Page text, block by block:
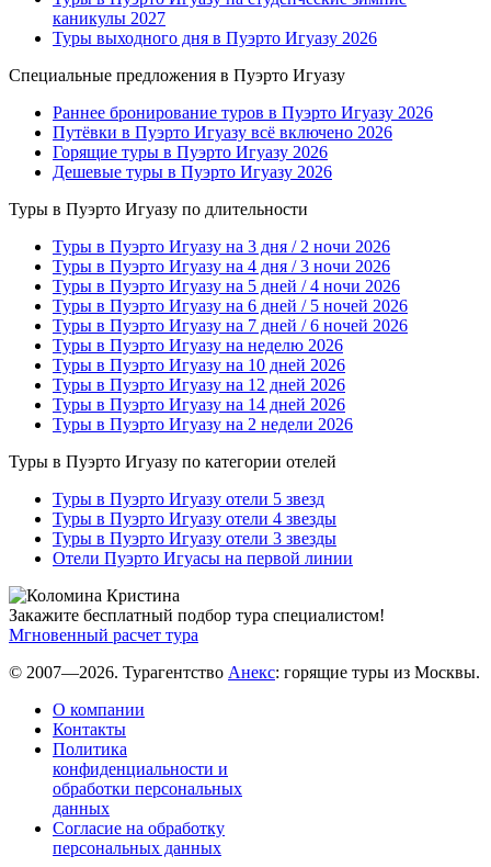
каникулы 2027
Туры выходного дня в Пуэрто Игуазу 2026
Специальные предложения в Пуэрто Игуазу
Раннее бронирование туров в Пуэрто Игуазу 2026
Путёвки в Пуэрто Игуазу всё включено 2026
Горящие туры в Пуэрто Игуазу 2026
Дешевые туры в Пуэрто Игуазу 2026
Туры в Пуэрто Игуазу по длительности
Туры в Пуэрто Игуазу на 3 дня / 2 ночи 2026
Туры в Пуэрто Игуазу на 4 дня / 3 ночи 2026
Туры в Пуэрто Игуазу на 5 дней / 4 ночи 2026
Туры в Пуэрто Игуазу на 6 дней / 5 ночей 2026
Туры в Пуэрто Игуазу на 7 дней / 6 ночей 2026
Туры в Пуэрто Игуазу на неделю 2026
Туры в Пуэрто Игуазу на 10 дней 2026
Туры в Пуэрто Игуазу на 12 дней 2026
Туры в Пуэрто Игуазу на 14 дней 2026
Туры в Пуэрто Игуазу на 2 недели 2026
Туры в Пуэрто Игуазу по категории отелей
Туры в Пуэрто Игуазу отели 5 звезд
Туры в Пуэрто Игуазу отели 4 звезды
Туры в Пуэрто Игуазу отели 3 звезды
Отели Пуэрто Игуасы на первой линии
Закажите бесплатный подбор тура специалистом!
Мгновенный расчет тура
© 2007—2026. Турагентство Анекс: горящие туры из Москвы.
О компании
Контакты
Политика
конфиденциальности и
обработки персональных
данных
Согласие на обработку
персональных данных